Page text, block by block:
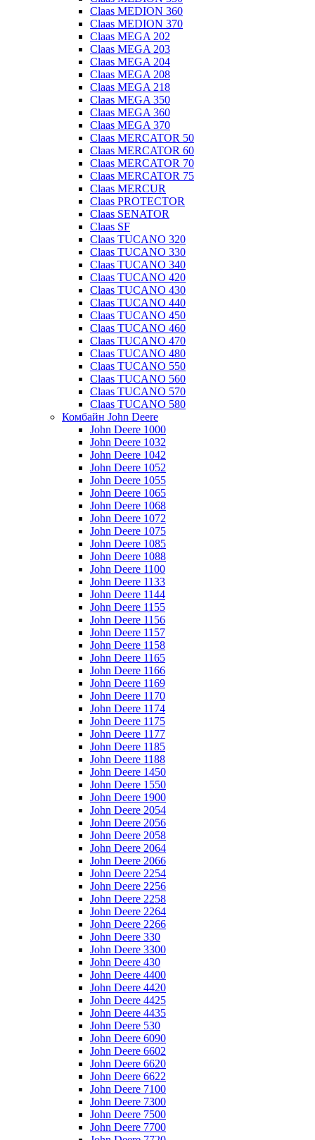
Claas MEDION 360
Claas MEDION 370
Claas MEGA 202
Claas MEGA 203
Claas MEGA 204
Claas MEGA 208
Claas MEGA 218
Claas MEGA 350
Claas MEGA 360
Claas MEGA 370
Claas MERCATOR 50
Claas MERCATOR 60
Claas MERCATOR 70
Claas MERCATOR 75
Claas MERCUR
Claas PROTECTOR
Claas SENATOR
Claas SF
Claas TUCANO 320
Claas TUCANO 330
Claas TUCANO 340
Claas TUCANO 420
Claas TUCANO 430
Claas TUCANO 440
Claas TUCANO 450
Claas TUCANO 460
Claas TUCANO 470
Claas TUCANO 480
Claas TUCANO 550
Claas TUCANO 560
Claas TUCANO 570
Claas TUCANO 580
Комбайн John Deere
John Deere 1000
John Deere 1032
John Deere 1042
John Deere 1052
John Deere 1055
John Deere 1065
John Deere 1068
John Deere 1072
John Deere 1075
John Deere 1085
John Deere 1088
John Deere 1100
John Deere 1133
John Deere 1144
John Deere 1155
John Deere 1156
John Deere 1157
John Deere 1158
John Deere 1165
John Deere 1166
John Deere 1169
John Deere 1170
John Deere 1174
John Deere 1175
John Deere 1177
John Deere 1185
John Deere 1188
John Deere 1450
John Deere 1550
John Deere 1900
John Deere 2054
John Deere 2056
John Deere 2058
John Deere 2064
John Deere 2066
John Deere 2254
John Deere 2256
John Deere 2258
John Deere 2264
John Deere 2266
John Deere 330
John Deere 3300
John Deere 430
John Deere 4400
John Deere 4420
John Deere 4425
John Deere 4435
John Deere 530
John Deere 6090
John Deere 6602
John Deere 6620
John Deere 6622
John Deere 7100
John Deere 7300
John Deere 7500
John Deere 7700